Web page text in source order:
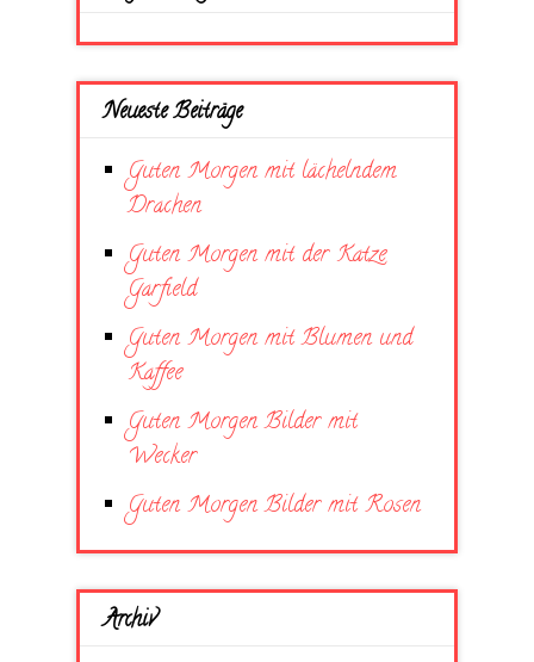
Neueste Beiträge
Guten Morgen mit lächelndem
Drachen
Guten Morgen mit der Katze
Garfield
Guten Morgen mit Blumen und
Kaffee
Guten Morgen Bilder mit
Wecker
Guten Morgen Bilder mit Rosen
Archiv